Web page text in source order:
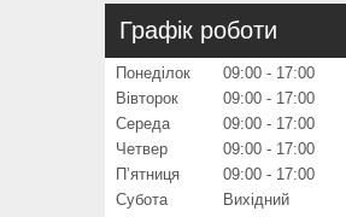
Графік роботи
Понеділок 09:00
17:00
Вівторок
09:00
17:00
Середа
09:00
17:00
Четвер
09:00
17:00
Пʼятниця
09:00
17:00
Субота
Вихідний